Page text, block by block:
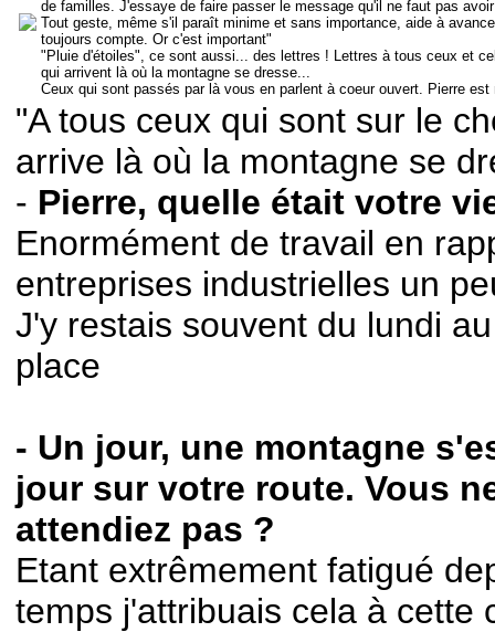
de familles. J'essaye de faire passer le message qu'il ne faut pas
Tout geste, même s'il paraît minime et sans importance, aide à
toujours compte. Or c'est important"
"Pluie d'étoiles", ce sont aussi... des lettres ! Lettres à tous ceux et
qui arrivent là où la montagne se dresse...
Ceux qui sont passés par là vous en parlent à coeur ouvert. Pierre
"A tous ceux qui sont sur le
arrive là où la montagne se
- Pierre, quelle était votre
Enormément de travail en
entreprises industrielles un
J'y restais souvent du lundi
place
- Un jour, une montagne
jour sur votre route. Vous
attendiez pas ?
Etant extrêmement fatigué
temps j'attribuais cela à cette